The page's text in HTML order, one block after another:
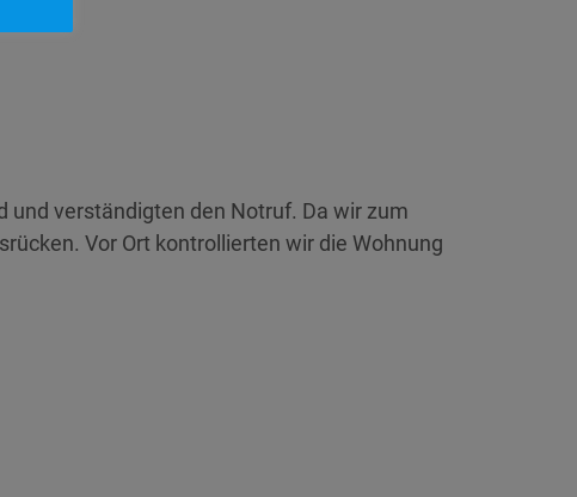
und verständigten den Notruf. Da wir zum
Vor Ort kontrollierten wir die Wohnung